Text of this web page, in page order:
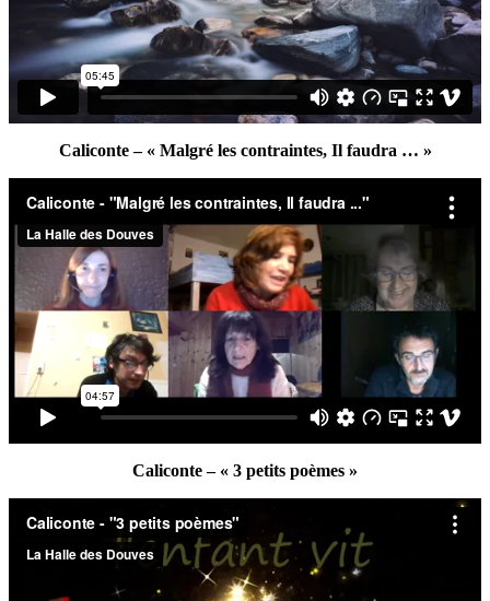
Caliconte – « Malgré les contraintes, Il faudra … »
Caliconte – « 3 petits poèmes »